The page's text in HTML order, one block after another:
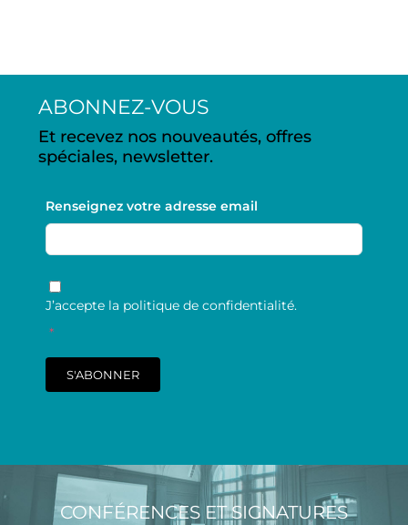
ABONNEZ-VOUS
Et recevez nos nouveautés, offres
spéciales, newsletter.
Renseignez votre adresse email
RGPD
J’accepte la politique de confidentialité.
*
S'ABONNER
CONFÉRENCES ET SIGNATURES